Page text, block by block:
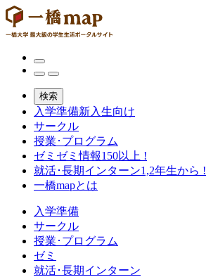
検索
入学準備新入生向け
サークル
授業･プログラム
ゼミ ゼミ情報150以上 !
就活･長期インターン1,2年生から !
一橋mapとは
入学準備
サークル
授業･プログラム
ゼミ
就活･長期インターン